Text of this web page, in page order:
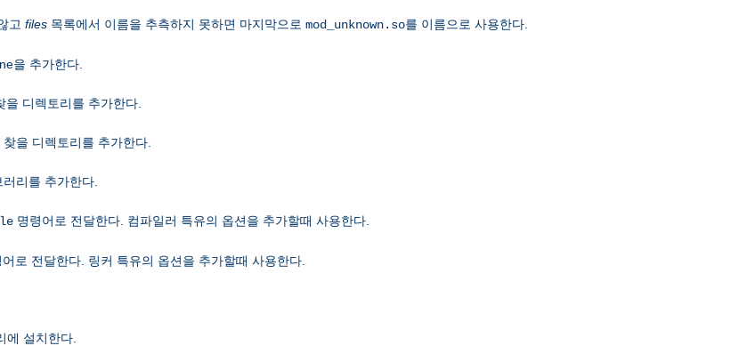
고 files 목록에서 이름을 추측하지 못하면 마지막으로 mod_unknown.so를 이름으로 사용한다.
을 추가한다.
디렉토리를 추가한다.
을 디렉토리를 추가한다.
리를 추가한다.
명령어로 전달한다. 컴파일러 특유의 옵션을 추가할때 사용한다.
어로 전달한다. 링커 특유의 옵션을 추가할때 사용한다.
에 설치한다.